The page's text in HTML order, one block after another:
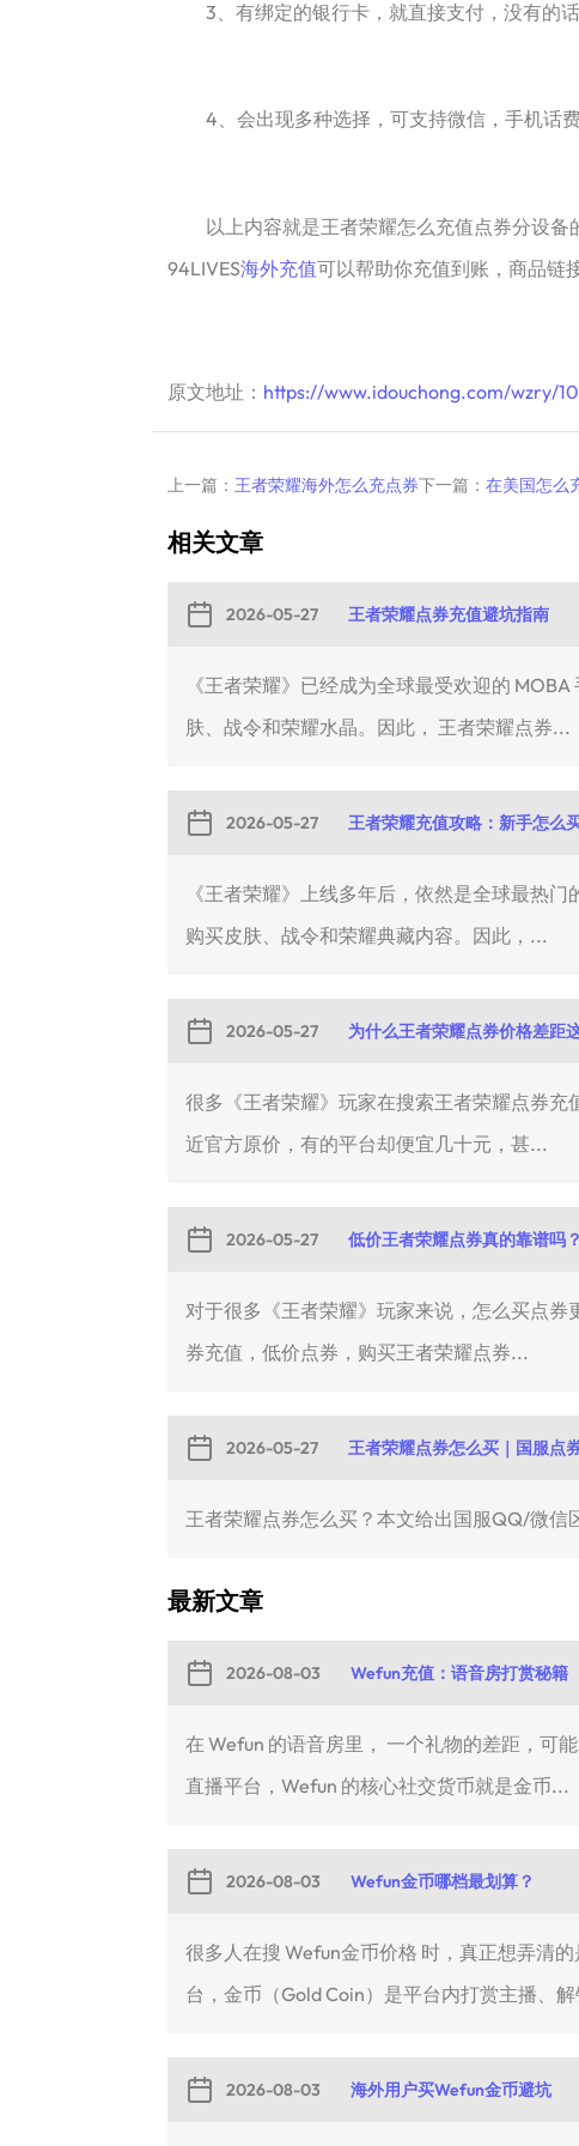
3、有绑定的银行卡，就直接支付，没有的话
4、会出现多种选择，可支持微信，手机话费
以上内容就是王者荣耀怎么充值点券分设备
94LIVES海外充值可以帮助你充值到账，商品链
原文地址： https://www.idouchong.com/wzry/
上一篇： 王者荣耀海外怎么充点券下一篇： 在美国怎么
相关文章
2026-05-27 王者荣耀点券充值避坑指南
《王者荣耀》已经成为全球最受欢迎的
肤、战令和荣耀水晶。因此， 王者荣耀点券...
2026-05-27 王者荣耀充值攻略：新手怎么
《王者荣耀》上线多年后，依然是全球最热
购买皮肤、战令和荣耀典藏内容。因此，...
2026-05-27 为什么王者荣耀点券价格差距
很多《王者荣耀》玩家在搜索王者荣耀点券
近官方原价，有的平台却便宜几十元，甚...
2026-05-27 低价王者荣耀点券真的靠谱吗？
对于很多《王者荣耀》玩家来说，怎么买点
券充值，低价点券，购买王者荣耀点券...
2026-05-27 王者荣耀点券怎么买｜国服点
王者荣耀点券怎么买？本文给出国服QQ/微信
最新文章
2026-08-03 Wefun充值：语音房打赏秘籍
在 Wefun 的语音房里， 一个礼物的差距，可
直播平台，Wefun 的核心社交货币就是金币...
2026-08-03 Wefun金币哪档最划算？
很多人在搜 Wefun金币价格 时，真正想弄清
台，金币（Gold Coin）是平台内打赏主播、
2026-08-03 海外用户买Wefun金币避坑